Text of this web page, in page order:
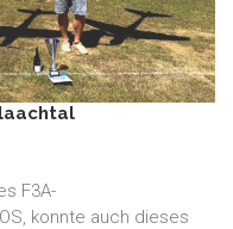
F3A-
konnte auch dieses